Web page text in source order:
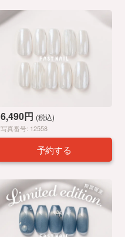
6,490円 (税込)
写真番号: 12558
予約する